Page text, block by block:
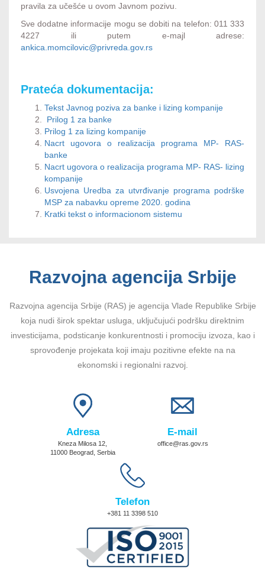
pravila za učešće u ovom Javnom pozivu.
Sve dodatne informacije mogu se dobiti na telefon: 011 333
4227 ili putem e-majl adrese:
ankica.momcilovic@privreda.gov.rs
Prateća dokumentacija:
Tekst Javnog poziva za banke i lizing kompanije
Prilog 1 za banke
Prilog 1 za lizing kompanije
Nacrt ugovora o realizacija programa MP- RAS-
banke
Nacrt ugovora o realizacija programa MP- RAS- lizing
kompanije
Usvojena Uredba za utvrđivanje programa podrške
MSP za nabavku opreme 2020. godina
Kratki tekst o informacionom sistemu
Razvojna agencija Srbije
Razvojna agencija Srbije (RAS) je agencija Vlade Republike Srbije
koja nudi širok spektar usluga, uključujući podršku direktnim
investicijama, podsticanje konkurentnosti i promociju izvoza, kao i
sprovođenje projekata koji imaju pozitivne efekte na na
ekonomski i regionalni razvoj.
Adresa
Kneza Milosa 12,
11000 Beograd, Serbia
E-mail
office@ras.gov.rs
Telefon
+381 11 3398 510